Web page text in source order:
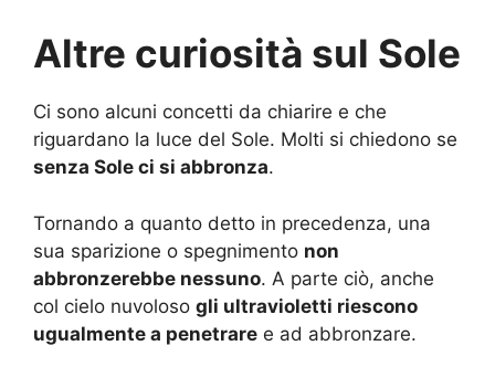
Altre curiosità sul Sole
Ci sono alcuni concetti da chiarire e che
riguardano la luce del Sole. Molti si chiedono se
senza Sole ci si abbronza.
Tornando a quanto detto in precedenza, una
sua sparizione o spegnimento non
abbronzerebbe nessuno. A parte ciò, anche
col cielo nuvoloso gli ultravioletti riescono
ugualmente a penetrare e ad abbronzare.